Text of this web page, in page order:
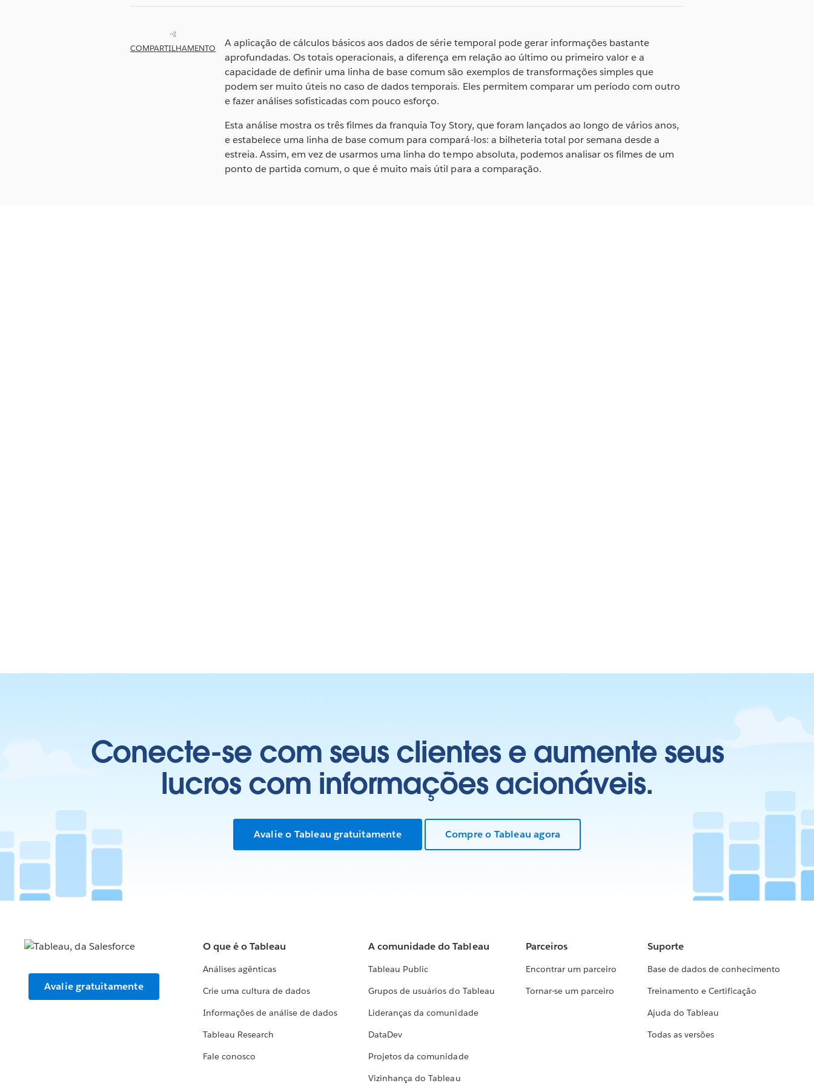
COMPARTILHAMENTO
A aplicação de cálculos básicos aos dados de série temporal pode gerar informações bastante
aprofundadas. Os totais operacionais, a diferença em relação ao último ou primeiro valor e a
capacidade de definir uma linha de base comum são exemplos de transformações simples que
podem ser muito úteis no caso de dados temporais. Eles permitem comparar um período com outro
e fazer análises sofisticadas com pouco esforço.
Esta análise mostra os três filmes da franquia Toy Story, que foram lançados ao longo de vários anos,
e estabelece uma linha de base comum para compará-los: a bilheteria total por semana desde a
estreia. Assim, em vez de usarmos uma linha do tempo absoluta, podemos analisar os filmes de um
ponto de partida comum, o que é muito mais útil para a comparação.
Conecte-se com seus clientes e aumente seus
lucros com informações acionáveis.
Avalie o Tableau gratuitamente Compre o Tableau agora
Avalie gratuitamente
O que é o Tableau
Análises agênticas
Crie uma cultura de dados
Informações de análise de dados
Tableau Research
Fale conosco
A comunidade do Tableau
Tableau Public
Grupos de usuários do Tableau
Lideranças da comunidade
DataDev
Projetos da comunidade
Vizinhança do Tableau
Parceiros
Encontrar um parceiro
Tornar-se um parceiro
Suporte
Base de dados de conhecimento
Treinamento e Certificação
Ajuda do Tableau
Todas as versões